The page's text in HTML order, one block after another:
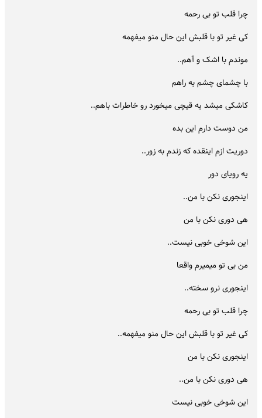
چرا قلب تو بی رحمه
کی غیر تو با قلبش این حال منو میفهمه
موندم با اشک و آهم..
با چشمای چشم به راهم
کاشکی میشد یه قیچی میخورد رو خاطرات باهم..
من دوست دارم این بده
دوریت ازم اینقده که زندم به زور..
یه رویای دور
اینجوری نکن با من..
هی دوری نکن با من
این شوخی خوبی نیست..
من بی تو میمیرم واقعا
اینجوری نرو سخته..
چرا قلب تو بی رحمه
کی غیر تو با قلبش این حال منو میفهمه..
اینجوری نکن با من
هی دوری نکن با من..
این شوخی خوبی نیست